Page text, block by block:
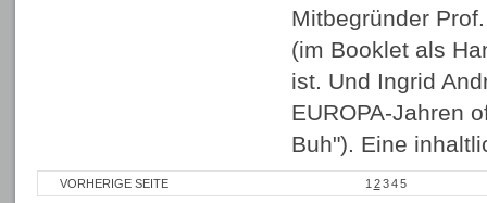
Mitbegründer
(im Booklet als
ist. Und Ingrid
EUROPA-Jahren
Buh"). Eine
VORHERIGE SEITE 1 2 3 4 5